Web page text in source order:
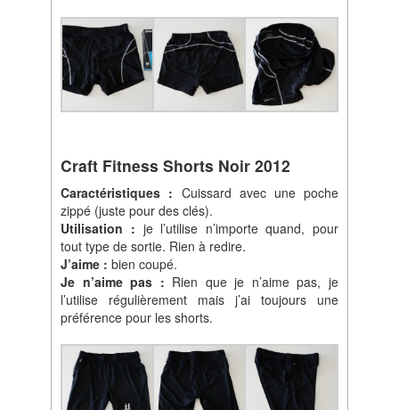
Craft Fitness Shorts Noir 2012
Caractéristiques : Cuissard avec une poche
zippé (juste pour des clés).
Utilisation : je l’utilise n’importe quand, pour
tout type de sortie. Rien à redire.
J’aime : bien coupé.
Je n’aime pas : Rien que je n’aime pas, je
l’utilise régulièrement mais j’ai toujours une
préférence pour les shorts.